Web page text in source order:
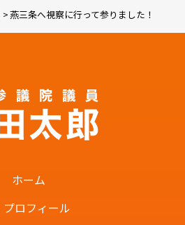
燕三条へ視察に行って参りました！
ホーム
プロフィール